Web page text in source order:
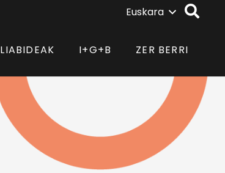
Euskara
I+G+B ZER BERRI